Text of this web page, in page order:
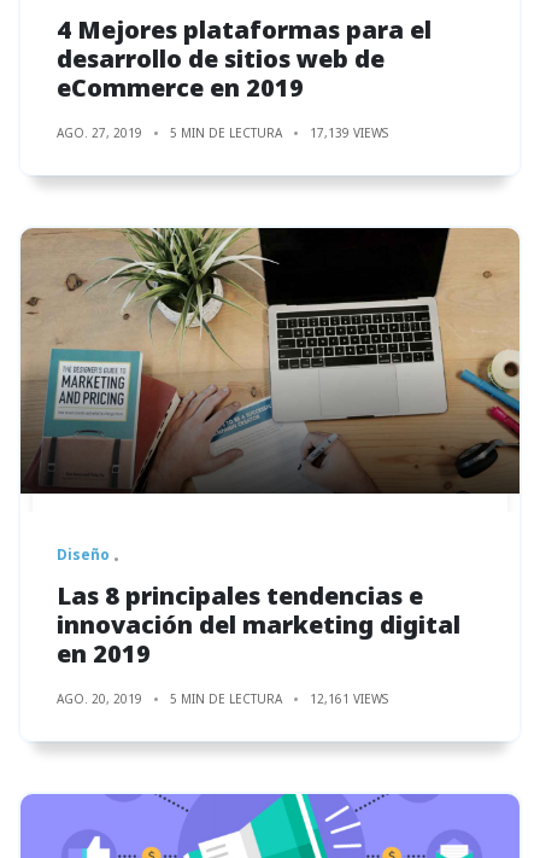
4 Mejores plataformas para el
desarrollo de sitios web de
eCommerce en 2019
AGO. 27, 2019 5 MIN DE LECTURA 17,139 VIEWS
Diseño
Las 8 principales tendencias e
innovación del marketing digital
en 2019
AGO. 20, 2019 5 MIN DE LECTURA 12,161 VIEWS